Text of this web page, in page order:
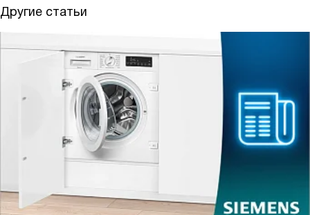
Другие статьи